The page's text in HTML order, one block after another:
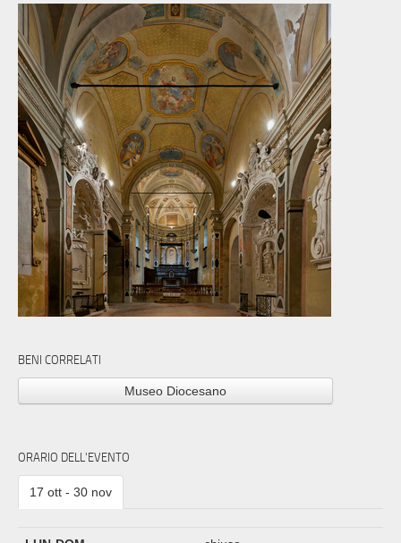
BENI CORRELATI
Museo Diocesano
ORARIO DELL'EVENTO
17 ott - 30 nov